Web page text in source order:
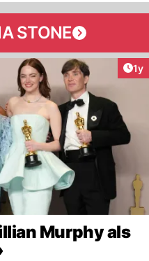
STONE
1y
Murphy als